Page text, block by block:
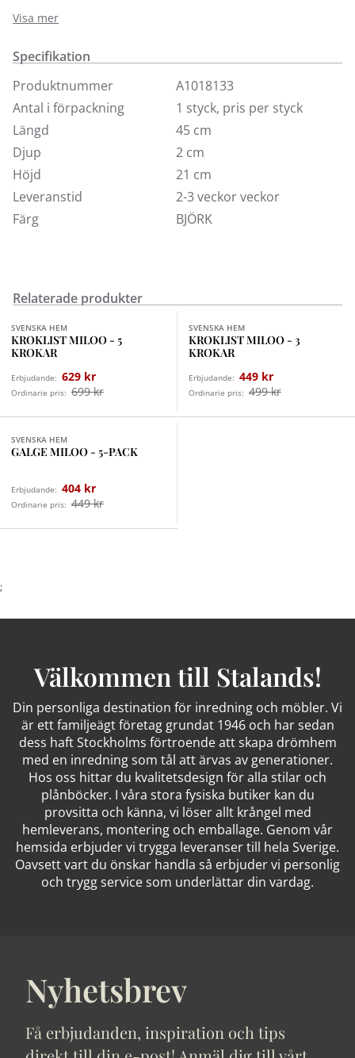
samtidigt modernt.
Visa mer
Specifikation
Produktnummer
A1018133
Antal i förpackning
1 styck, pris per styck
Längd
45 cm
Djup
2 cm
Höjd
21 cm
Leveranstid
2-3 veckor veckor
Färg
BJÖRK
Relaterade produkter
Finns i fler val (2)
SVENSKA HEM
KROKLIST MILOO - 5
KROKAR
Erbjudande: 629 kr
Ordinarie pris: 699 kr
SVENSKA HEM
KROKLIST MILOO - 3
KROKAR
Erbjudande: 449 kr
Ordinarie pris: 499 kr
SVENSKA HEM
GALGE MILOO - 5-PACK
Erbjudande: 404 kr
Ordinarie pris: 449 kr
;
Välkommen till Stalands!
Din personliga destination för inredning och möbler. Vi
är ett familjeägt företag grundat 1946 och har sedan
dess haft Stockholms förtroende att skapa drömhem
med en inredning som tål att ärvas av generationer.
Hos oss hittar du kvalitetsdesign för alla stilar och
plånböcker. I våra stora fysiska butiker kan du
provsitta och känna, vi löser allt krångel med
hemleverans, montering och emballage. Genom vår
hemsida erbjuder vi trygga leveranser till hela Sverige.
Oavsett vart du önskar handla så erbjuder vi personlig
och trygg service som underlättar din vardag.
Nyhetsbrev
Få erbjudanden, inspiration och tips